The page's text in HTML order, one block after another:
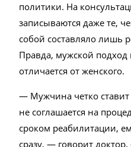
политики. На
записываются даже те,
собой составляло лишь
Правда, мужской подход
отличается от женского.
— Мужчина четко
не соглашается на
сроком реабилитации,
сразу, — говорит